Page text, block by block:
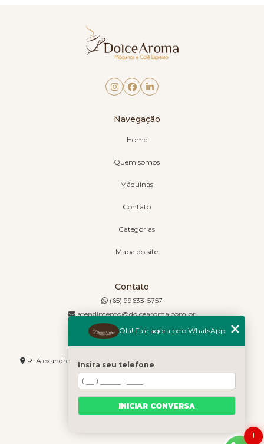
Navegação
Home
Quem somos
Máquinas
Contato
Categorias
Mapa do site
Contato
(65) 99633-5757
atendimento@dolcearoma.com.br
Endereço
R. Alexandre de Barros, 1730 - Jordão - Cuiabá - MT - 78085-636
1
Olá! Fale agora pelo WhatsApp
Insira seu telefone
INICIAR CONVERSA